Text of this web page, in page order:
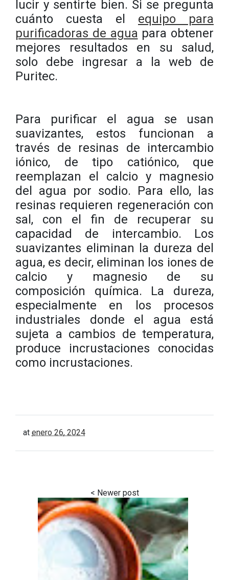
lucir y sentirte bien. Si se pregunta
cuánto cuesta el equipo para
purificadoras de agua para obtener
mejores resultados en su salud,
solo debe ingresar a la web de
Puritec.
Para purificar el agua se usan
suavizantes, estos funcionan a
través de resinas de intercambio
iónico, de tipo catiónico, que
reemplazan el calcio y magnesio
del agua por sodio. Para ello, las
resinas requieren regeneración con
sal, con el fin de recuperar su
capacidad de intercambio. Los
suavizantes eliminan la dureza del
agua, es decir, eliminan los iones de
calcio y magnesio de su
composición química. La dureza,
especialmente en los procesos
industriales donde el agua está
sujeta a cambios de temperatura,
produce incrustaciones conocidas
como incrustaciones.
at enero 26, 2024